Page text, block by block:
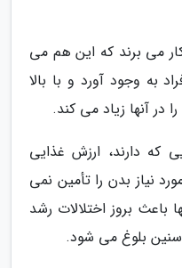
می برند که این هم می
به وجود آورد و با بالا
در آنها زیاد می کند.
که دارند، ارزش غذایی
نیاز بدن را تأمین نمی
بروز اختلالات رشد
سنین بلوغ می شود.